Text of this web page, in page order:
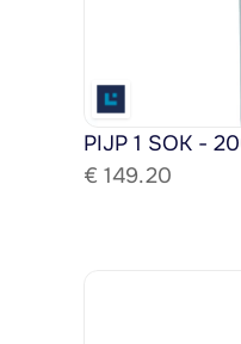
PIJP 1 SOK -
€ 149.20